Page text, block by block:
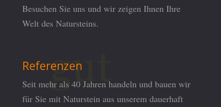
Besuchen Sie uns und wir zeigen Ihnen Ihre
Welt des Natursteins.
Referenzen
Seit mehr als 40 Jahren handeln und bauen wir
für Sie mit Naturstein aus unserem dauerhaft